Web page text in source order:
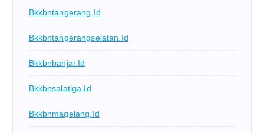
Bkkbntangerang.id
Bkkbntangerangselatan.id
Bkkbnbanjar.id
Bkkbnsalatiga.id
Bkkbnmagelang.id